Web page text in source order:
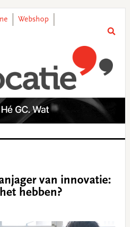
Webshop
van innovatie:
hebben?